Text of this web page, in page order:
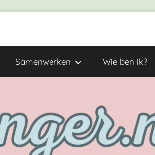
Samenwerken Wie ben ik?